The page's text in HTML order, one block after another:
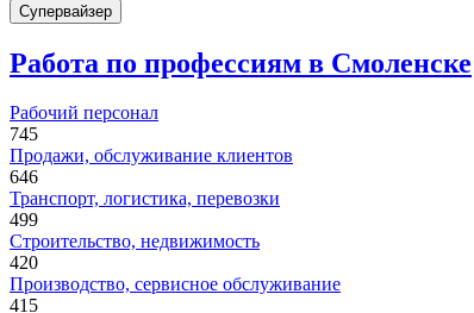
Супервайзер
Работа по профессиям в Смоленске
Рабочий персонал
745
Продажи, обслуживание клиентов
646
Транспорт, логистика, перевозки
499
Строительство, недвижимость
420
Производство, сервисное обслуживание
415